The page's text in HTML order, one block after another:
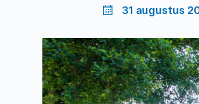
31 augustus